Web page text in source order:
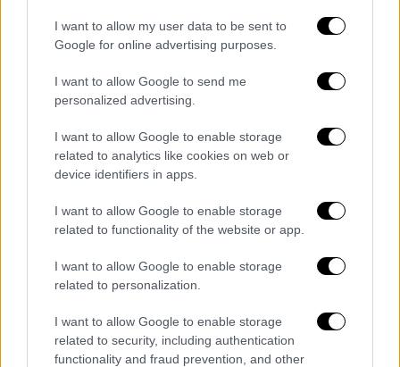
I want to allow my user data to be sent to
Google for online advertising purposes.
I want to allow Google to send me
personalized advertising.
I want to allow Google to enable storage
related to analytics like cookies on web or
device identifiers in apps.
I want to allow Google to enable storage
related to functionality of the website or app.
I want to allow Google to enable storage
related to personalization.
I want to allow Google to enable storage
related to security, including authentication
functionality and fraud prevention, and other
Love Story: Η νέα σειρά του Ryan Murphy
φωτίζει τον πιο μυθικό έρωτα της
δεκαετίας του ’90
Ήταν νέοι, όμορφοι και ανήκαν σε έναν
κόσμο όπου τίποτα δεν έμενε κρυφό. Η νέα
σειρά του Ryan Murphy, «Love Story»,
ξετυλίγει τη ζωή και τον έρωτα του John F.
Kennedy Jr. και της Carolyn Bessette, ενός
ζευγαριού που έζησε ανάμεσα στη λάμψη και
τη σκιά της δημοσιότητας